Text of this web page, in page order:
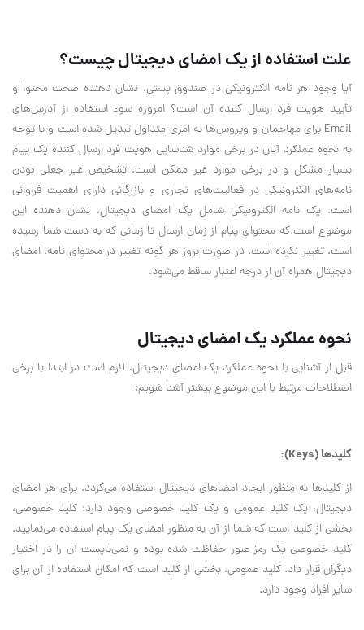
علت استفاده از یک امضای دیجیتال چیست؟
آیا وجود هر نامه الکترونیکی در صندوق پستی، نشان دهنده صحت محتوا و
تأیید هویت فرد ارسال کننده آن است؟ امروزه سوء استفاده از آدرس‌های
Email برای مهاجمان و ویروس‌ها به امری متداول تبدیل شده است و با توجه
به نحوه عملکرد آنان در برخی موارد شناسایی هویت فرد ارسال کننده یک پیام
بسیار مشکل و در برخی موارد غیر ممکن است. تشخیص غیر جعلی بودن
نامه‌های الکترونیکی در فعالیت‌های تجاری و بازرگانی دارای اهمیت فراوانی
است. یک نامه الکترونیکی شامل یک امضای دیجیتال، نشان دهنده این
موضوع است که محتوای پیام از زمان ارسال تا زمانی که به دست شما رسیده
است، تغییر نکرده است. در صورت بروز هر گونه تغییر در محتوای نامه، امضای
دیجیتال همراه آن از درجه اعتبار ساقط می‌شود.
نحوه عملکرد یک امضای دیجیتال
قبل از آشنایی با نحوه عملکرد یک امضای دیجیتال، لازم است در ابتدا با برخی
اصطلاحات مرتبط با این موضوع بیشتر آشنا شویم:
کلیدها (Keys):
از کلیدها به منظور ایجاد امضاهای دیجیتال استفاده می‌گردد. برای هر امضای
دیجیتال، یک کلید عمومی و یک کلید خصوصی وجود دارد: کلید خصوصی،
بخشی از کلید است که شما از آن به منظور امضای یک پیام استفاده می‌نمایید.
کلید خصوصی یک رمز عبور حفاظت شده بوده و نمی‌بایست آن را در اختیار
دیگران قرار داد. کلید عمومی، بخشی از کلید است که امکان استفاده از آن برای
سایر افراد وجود دارد.